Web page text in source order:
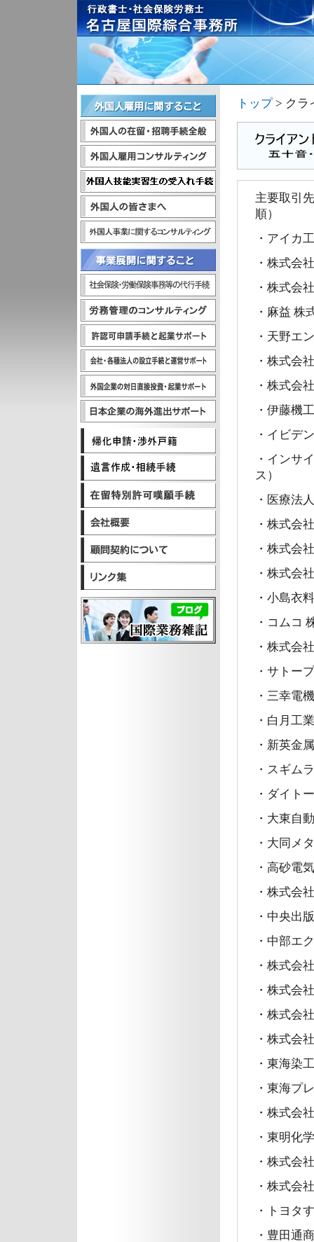
トップ> クラ
主要取引
順）
・アイカ
・株式会
・株式会
・麻益 株
・天野エ
・株式会
・株式会
・伊藤機
・イビデ
・インサ
ス）
・医療法
・株式会
・株式会
・株式会
・小島衣
・コムコ
・株式会
・サトー
・三幸電
・白月工
・新英金
・スギム
・ダイト
・大東自
・大同メ
・高砂電
・株式会
・中央出
・中部エ
・株式会
・株式会
・株式会
・株式会
・東海染
・東海プ
・株式会
・東明化
・株式会
・株式会
・トヨタ
・豊田通